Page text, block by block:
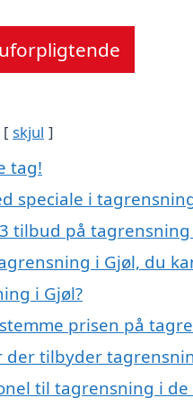
skjul
tag!
speciale i
tilbud på tagrensning
i Gjøl, du
i Gjøl?
prisen på
tilbyder
til tagrensning i